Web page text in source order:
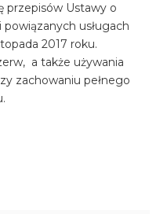
przepisów Ustawy o
usługach
2017 roku.
a także używania
zachowaniu pełnego